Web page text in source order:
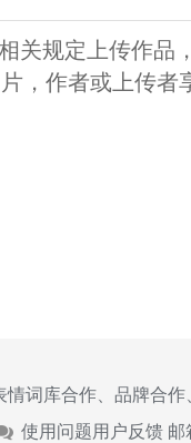
关规定上传作品
，作者或上传者
情词库合作、品牌合
使用问题用户反馈 邮